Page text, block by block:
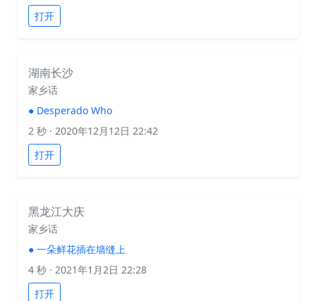
打开
湖南长沙
家乡话
● Desperado Who
2 秒 · 2020年12月12日 22:42
打开
黑龙江大庆
家乡话
● 一朵鲜花插在墙缝上
4 秒 · 2021年1月2日 22:28
打开